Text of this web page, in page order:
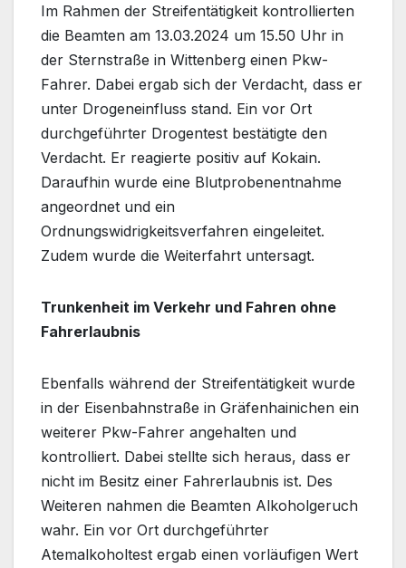
Im Rahmen der Streifentätigkeit kontrollierten
die Beamten am 13.03.2024 um 15.50 Uhr in
der Sternstraße in Wittenberg einen Pkw-
Fahrer. Dabei ergab sich der Verdacht, dass er
unter Drogeneinfluss stand. Ein vor Ort
durchgeführter Drogentest bestätigte den
Verdacht. Er reagierte positiv auf Kokain.
Daraufhin wurde eine Blutprobenentnahme
angeordnet und ein
Ordnungswidrigkeitsverfahren eingeleitet.
Zudem wurde die Weiterfahrt untersagt.
Trunkenheit im Verkehr und Fahren ohne
Fahrerlaubnis
Ebenfalls während der Streifentätigkeit wurde
in der Eisenbahnstraße in Gräfenhainichen ein
weiterer Pkw-Fahrer angehalten und
kontrolliert. Dabei stellte sich heraus, dass er
nicht im Besitz einer Fahrerlaubnis ist. Des
Weiteren nahmen die Beamten Alkoholgeruch
wahr. Ein vor Ort durchgeführter
Atemalkoholtest ergab einen vorläufigen Wert